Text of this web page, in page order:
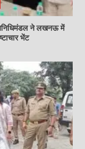
ने लखनऊ में
भेंट